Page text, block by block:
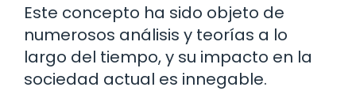
Este concepto ha sido objeto de
numerosos análisis y teorías a lo
largo del tiempo, y su impacto en la
sociedad actual es innegable.